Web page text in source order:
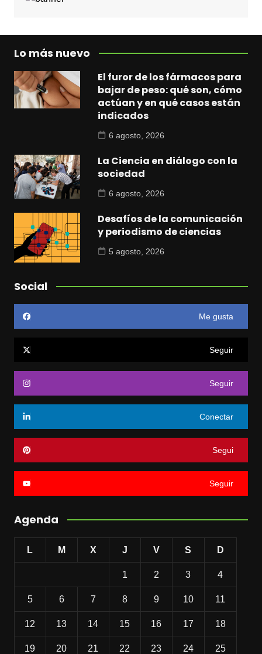
Lo más nuevo
El furor de los fármacos para
bajar de peso: qué son, cómo
actúan y en qué casos están
indicados
6 agosto, 2026
La Ciencia en diálogo con la
sociedad
6 agosto, 2026
Desafíos de la comunicación
y periodismo de ciencias
5 agosto, 2026
Social
Me gusta
Seguir
Seguir
Conectar
Segui
Seguir
Agenda
L M X J V S D
1 2 3 4
5 6 7 8 9 10 11
12 13 14 15 16 17 18
19 20 21 22 23 24 25